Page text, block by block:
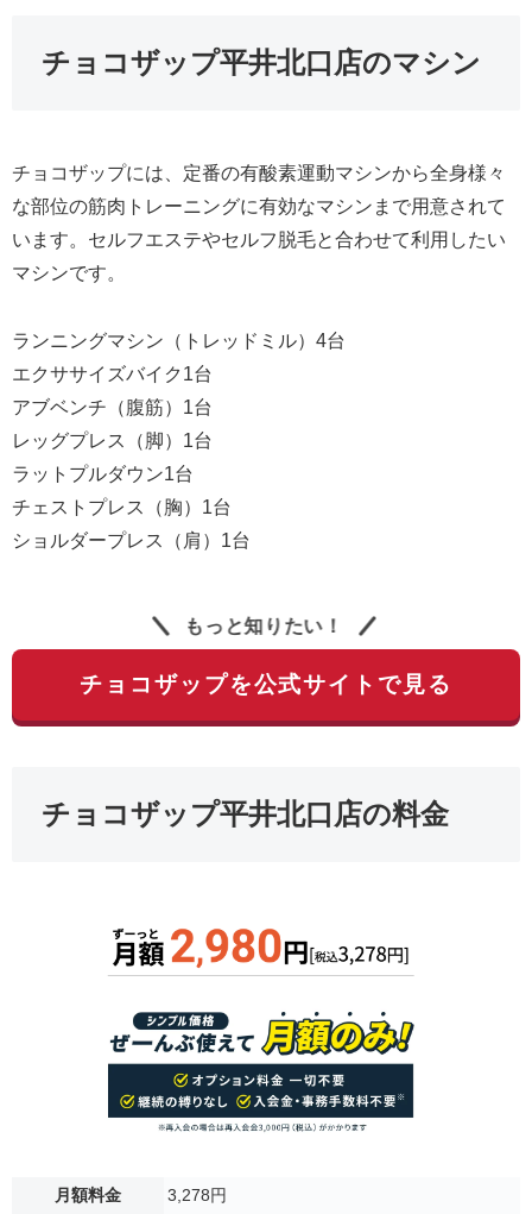
チョコザップ平井北口店のマシン
チョコザップには、定番の有酸素運動マシンから全身様々
な部位の筋肉トレーニングに有効なマシンまで用意されて
います。セルフエステやセルフ脱毛と合わせて利用したい
マシンです。
ランニングマシン（トレッドミル）4台
エクササイズバイク1台
アブベンチ（腹筋）1台
レッグプレス（脚）1台
ラットプルダウン1台
チェストプレス（胸）1台
ショルダープレス（肩）1台
もっと知りたい！
チョコザップを公式サイトで見る
チョコザップ平井北口店の料金
月額料金 3,278円